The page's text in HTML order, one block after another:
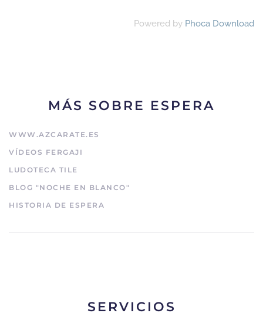
Powered by Phoca Download
MÁS SOBRE ESPERA
WWW.AZCARATE.ES
VÍDEOS FERGAJI
LUDOTECA TILE
BLOG "NOCHE EN BLANCO"
HISTORIA DE ESPERA
SERVICIOS